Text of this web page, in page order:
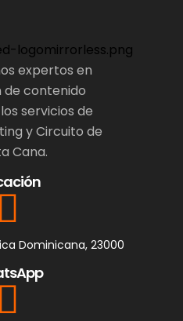
expertos en
de contenido
servicios de
y Circuito de
Cana.
Dominicana, 23000